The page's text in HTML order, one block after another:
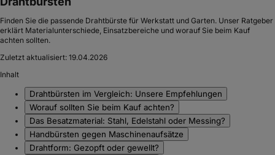
Finden Sie die passende Drahtbürste für Werkstatt und Garten. Unser Ratgeber
erklärt Materialunterschiede, Einsatzbereiche und worauf Sie beim Kauf
achten sollten.
Zuletzt aktualisiert: 19.04.2026
Inhalt
Drahtbürsten im Vergleich: Unsere Empfehlungen
Worauf sollten Sie beim Kauf achten?
Das Besatzmaterial: Stahl, Edelstahl oder Messing?
Handbürsten gegen Maschinenaufsätze
Drahtform: Gezopft oder gewellt?